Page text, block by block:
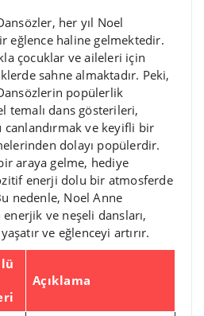
her yıl Noel
eğlence haline gelmektedir.
çocuklar ve aileleri için
sahne almaktadır. Peki,
popülerlik
temalı dans gösterileri,
ve keyifli bir
dolayı popülerdir.
araya gelme, hediye
enerji dolu bir atmosferde
nedenle, Noel Anne
ve neşeli dansları,
ve eğlenceyi artırır.
Açıklama